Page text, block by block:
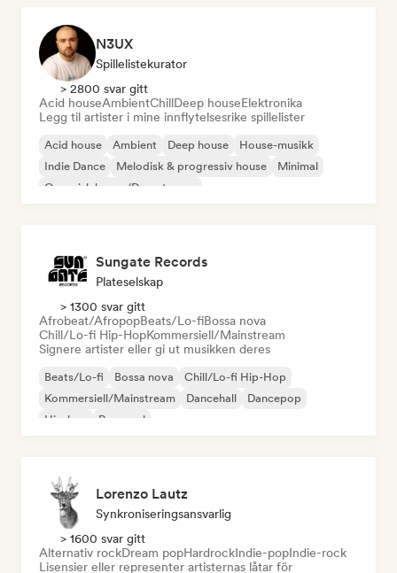
N3UX
Spillelistekurator
> 2800 svar gitt
Acid houseAmbientChillDeep houseElektronika
Legg til artister i mine innflytelsesrike spillelister
Acid house Ambient Deep house
House-musikk
Indie Dance
Melodisk & progressiv house
Minimal
Organisk house/Downtempo
Sungate Records
Plateselskap
> 1300 svar gitt
Afrobeat/AfropopBeats/Lo-fiBossa nova
Chill/Lo-fi Hip-HopKommersiell/Mainstream
Signere artister eller gi ut musikken deres
Beats/Lo-fi Bossa nova
Chill/Lo-fi Hip-Hop
Kommersiell/Mainstream
Dancehall
Dancepop
Hip-hop
Pop-soul
Lorenzo Lautz
Synkroniseringsansvarlig
> 1600 svar gitt
Alternativ rockDream popHardrockIndie-popIndie-rock
Lisensier eller representer artisternas låtar för